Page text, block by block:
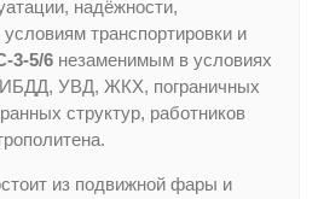
надёжности,
транспортировки и
3-5/6 незаменимым в условиях
УВД, ЖКХ, пограничных
структур, работников
из подвижной фары и